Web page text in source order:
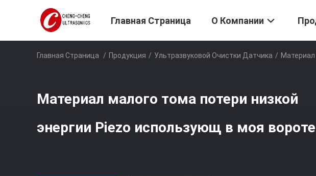
Главная Страница О Компании
Главная Страница / Продукция / Ультразвуковой Очистки Датчика /
Материал малого тома потери низкой
энергии Piezo использующ в моя вороте